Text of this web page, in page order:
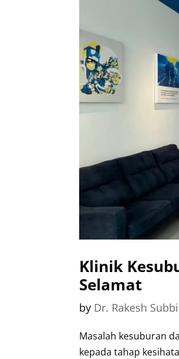
Klinik
Selamat
by Dr. Rakesh
Masalah kesuburan
kepada tahap